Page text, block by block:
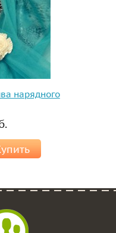
нарядного